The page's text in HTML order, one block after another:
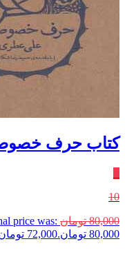
کتاب حرف
10
80,000 تومان price was:
80,000 تومان.
72,000